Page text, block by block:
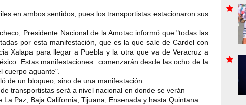
en ambos sentidos, pues los transportistas estacionaron sus
Presidente Nacional de la Amotac informó que "todas las
por esta manifestación, que es la que sale de Cardel con
Xalapa para llegar a Puebla y la otra que va de Veracruz a
Estas manifestaciones comenzarán desde las ocho de la
cuerpo aguante".
de un bloqueo, sino de una manifestación.
transportistas será a nivel nacional en donde se verán
Paz, Baja California, Tijuana, Ensenada y hasta Quintana